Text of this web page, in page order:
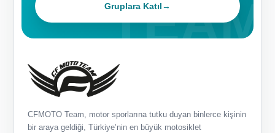
Gruplara Katıl→
CFMOTO Team, motor sporlarına tutku duyan binlerce kişinin
bir araya geldiği, Türkiye’nin en büyük motosiklet